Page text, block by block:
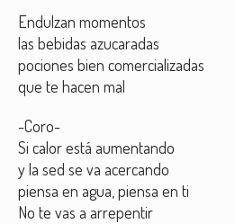
Endulzan momentos
las bebidas azucaradas
pociones bien comercializadas
que te hacen mal
-Coro-
Si calor está aumentando
y la sed se va acercando
piensa en agua, piensa en ti
No te vas a arrepentir